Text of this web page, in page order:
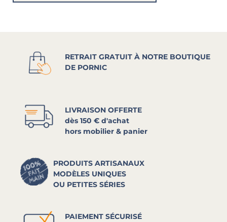
RETRAIT GRATUIT À NOTRE BOUTIQUE
DE PORNIC
LIVRAISON OFFERTE
dès 150 € d'achat
hors mobilier & panier
PRODUITS ARTISANAUX
MODÈLES UNIQUES
OU PETITES SÉRIES
PAIEMENT SÉCURISÉ